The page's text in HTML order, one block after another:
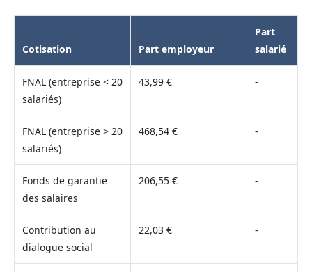
Cotisation Part employeur
Part
salarié
FNAL (entreprise < 20
salariés)
43,99 € -
FNAL (entreprise > 20
salariés)
468,54 € -
Fonds de garantie
des salaires
206,55 € -
Contribution au
dialogue social
22,03 € -